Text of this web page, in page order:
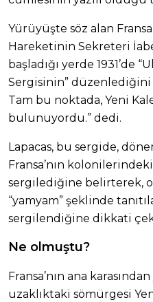
Yürüyüşte söz alan
Hareketinin Sekreteri
başladığı yerde 1931’de
Sergisinin” düzenlediğini
Tam bu noktada, Yeni
bulunuyordu.” dedi.
Lapacas, bu sergide,
Fransa’nın
sergilediğine belirterek, o
“yamyam” şeklinde
sergilendiğine dikkati
Ne olmuştu?
Fransa’nın ana
uzaklıktaki sömürgesi